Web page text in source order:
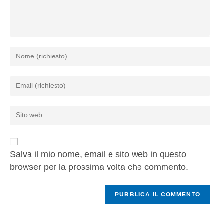
Salva il mio nome, email e sito web in questo
browser per la prossima volta che commento.